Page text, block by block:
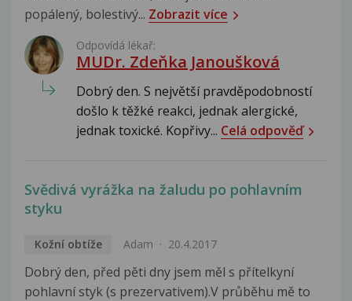
popálený, bolestivý... Zobrazit více
Odpovídá lékař:
MUDr. Zdeňka Janoušková
Dobrý den. S největší pravděpodobností
došlo k těžké reakci, jednak alergické,
jednak toxické. Kopřivy... Celá odpověď
Svědivá vyrážka na žaludu po pohlavním
styku
Kožní obtíže Adam 20.4.2017
Dobrý den, před pěti dny jsem měl s přítelkyní
pohlavní styk (s prezervativem).V průběhu mě to